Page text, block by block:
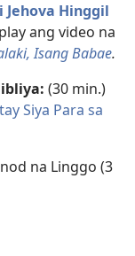
Jehova Hinggil
ang video na
Isang Babae.
(30 min.)
Siya Para sa
na Linggo (3